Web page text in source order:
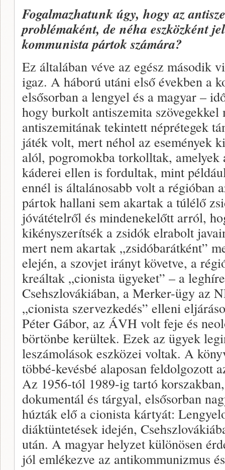
Fogalmazhatunk úgy, hogy az
problémaként, de néha eszközként
kommunista pártok számára?
Ez általában véve az egész második
igaz. A háború utáni első években a
elsősorban a lengyel és a magyar –
hogy burkolt antiszemita szövegekkel
antiszemitának tekintett néprétegek
játék volt, mert néhol az események
alól, pogromokba torkolltak, amelyek
káderei ellen is fordultak, mint
ennél is általánosabb volt a régióban
pártok hallani sem akartak a túlélő
jóvátételről és mindenekelőtt arról,
kikényszerítsék a zsidók elrabolt
mert nem akartak „zsidóbarátként”
elején, a szovjet irányt követve, a
kreáltak „cionista ügyeket” – a
Csehszlovákiában, a Merker-ügy az
„cionista szervezkedés” elleni
Péter Gábor, az ÁVH volt feje és
börtönbe kerültek. Ezek az ügyek
leszámolások eszközei voltak. A
többé-kevésbé alaposan feldolgozott
Az 1956-tól 1989-ig tartó
dokumentál és tárgyal, elsősorban
húzták elő a cionista kártyát:
diáktüntetések idején,
után. A magyar helyzet különösen
jól emlékezve az antikommunizmus